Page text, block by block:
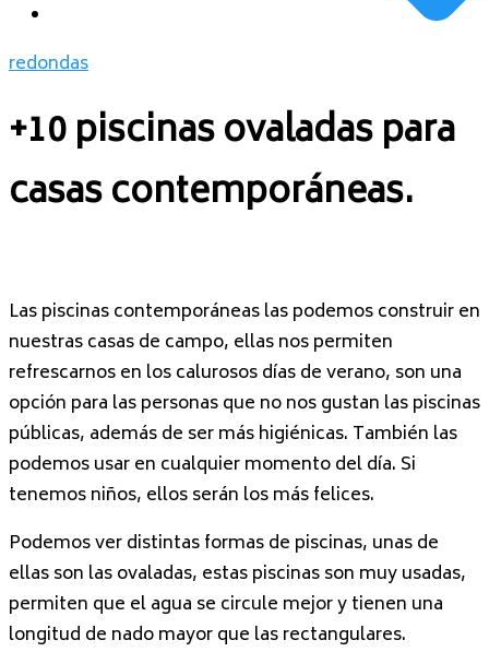
redondas
+10 piscinas ovaladas para
casas contemporáneas.
Las piscinas contemporáneas las podemos construir en
nuestras casas de campo, ellas nos permiten
refrescarnos en los calurosos días de verano, son una
opción para las personas que no nos gustan las piscinas
públicas, además de ser más higiénicas. También las
podemos usar en cualquier momento del día. Si
tenemos niños, ellos serán los más felices.
Podemos ver distintas formas de piscinas, unas de
ellas son las ovaladas, estas piscinas son muy usadas,
permiten que el agua se circule mejor y tienen una
longitud de nado mayor que las rectangulares.